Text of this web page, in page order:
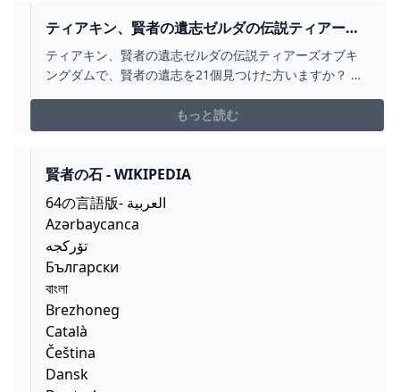
ティアキン、賢者の遺志ゼルダの伝説ティアーズ
オブキングダムで、賢者の遺志を... - YAHOO!知恵
袋
ティアキン、賢者の遺志ゼルダの伝説ティアーズオブキ
ングダムで、賢者の遺志を21個見つけた方いますか？ 空
ネットにいたのですが、私は賢者の神殿跡の洞窟では見
つけら...
もっと読む
賢者の石 - WIKIPEDIA
64の言語版- العربية
Azərbaycanca
تۆرکجه
Български
বাংলা
Brezhoneg
Català
Čeština
Dansk